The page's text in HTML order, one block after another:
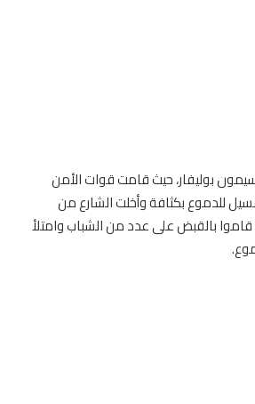
بوليفار، حيث قامت قوات الأمن
للدموع بكثافة وأخلت الشارع من
قاموا بالقبض على عدد من الشباب وامتلأ